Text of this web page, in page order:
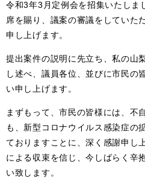
令和3年3月定例会を招集いたしま
席を賜り、議案の審議をしていた
申し上げます。
提出案件の説明に先立ち、私の山
し述べ、議員各位、並びに市民の
い申し上げます。
まずもって、市民の皆様には、不
も、新型コロナウイルス感染症の
ておりますことに、深く感謝申し
による収束を信じ、今しばらく辛
い致します。